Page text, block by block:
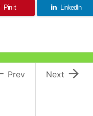
Pin it LinkedIn

Next
Prev